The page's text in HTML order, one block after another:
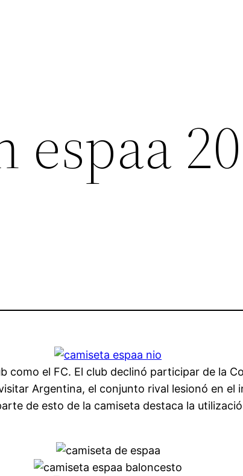
como el FC. El club declinó participar de la
Argentina, el conjunto rival lesionó en el
de esto de la camiseta destaca la